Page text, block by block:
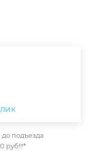
подъезда
руб!!!*